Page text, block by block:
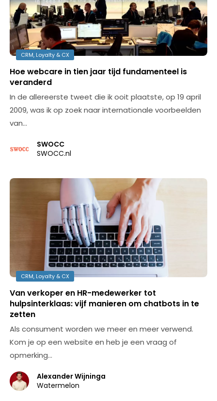
CRM, Loyalty & CX
Hoe webcare in tien jaar tijd fundamenteel is
veranderd
In de allereerste tweet die ik ooit plaatste, op 19 april
2009, was ik op zoek naar internationale voorbeelden
van…
SWOCC
SWOCC.nl
CRM, Loyalty & CX
Van verkoper en HR-medewerker tot
hulpsinterklaas: vijf manieren om chatbots in te
zetten
Als consument worden we meer en meer verwend.
Kom je op een website en heb je een vraag of
opmerking…
Alexander Wijninga
Watermelon